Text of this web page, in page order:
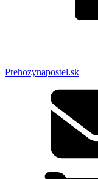
Prehozynapostel.sk